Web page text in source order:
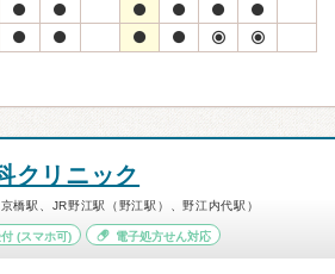
クリニック
橋駅、JR野江駅（野江駅）、野江内代駅）
(スマホ可) 電子処方せん対応